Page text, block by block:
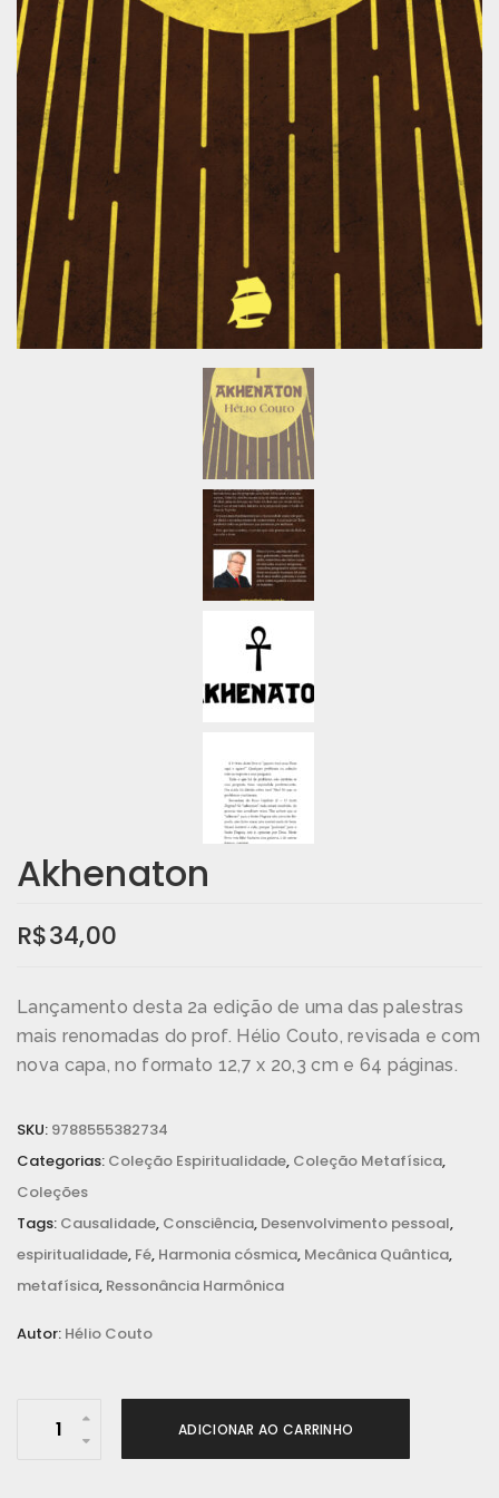
Akhenaton
R$34,00
Lançamento desta 2a edição de uma das palestras
mais renomadas do prof. Hélio Couto, revisada e com
nova capa, no formato 12,7 x 20,3 cm e 64 páginas.
SKU: 9788555382734
Categorias: Coleção Espiritualidade, Coleção Metafísica,
Coleções
Tags: Causalidade, Consciência, Desenvolvimento pessoal,
espiritualidade, Fé, Harmonia cósmica, Mecânica Quântica,
metafísica, Ressonância Harmônica
Autor: Hélio Couto
ADICIONAR AO CARRINHO